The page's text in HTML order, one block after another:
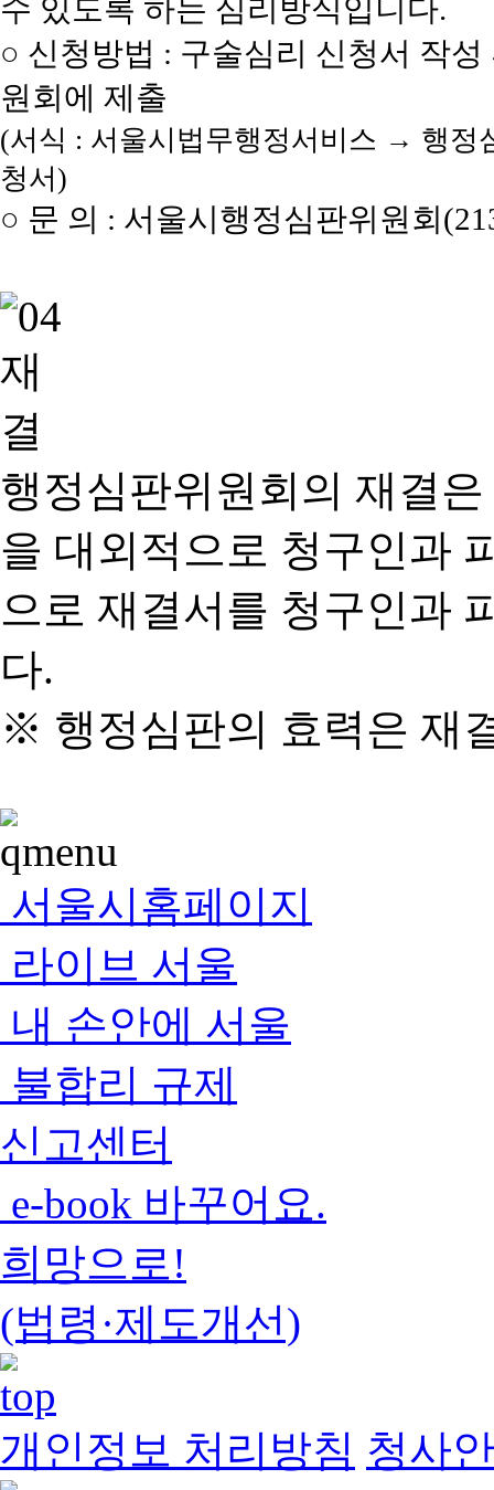
수 있도록 하는 심리방식입니다.
○ 신청방법 : 구술심리 신청서 작
원회에 제출
(서식 : 서울시법무행정서비스 → 행
청서)
○ 문 의 : 서울시행정심판위원회
행정심판위원회의 재결
을 대외적으로 청구인과
으로 재결서를 청구인과
다.
※ 행정심판의 효력은 재
서울시홈페이지
라이브 서울
내 손안에 서울
불합리 규제
신고센터
e-book 바꾸어요.
희망으로!
(법령·제도개선)
개인정보 처리방침 청사